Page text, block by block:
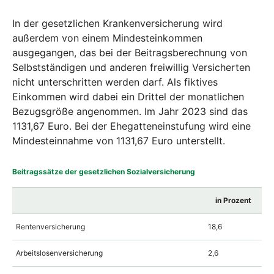
In der gesetzlichen Krankenversicherung wird
außerdem von einem Mindesteinkommen
ausgegangen, das bei der Beitragsberechnung von
Selbstständigen und anderen freiwillig Versicherten
nicht unterschritten werden darf. Als fiktives
Einkommen wird dabei ein Drittel der monatlichen
Bezugsgröße angenommen. Im Jahr 2023 sind das
1131,67 Euro. Bei der Ehegatteneinstufung wird eine
Mindesteinnahme von 1131,67 Euro unterstellt.
Beitragssätze der gesetzlichen Sozialversicherung
in Prozent
Rentenversicherung 18,6
Arbeitslosenversicherung 2,6